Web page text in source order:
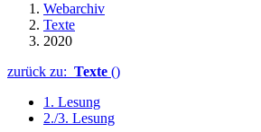
Webarchiv
Texte
2020
zurück zu: Texte ()
1. Lesung
2./3. Lesung